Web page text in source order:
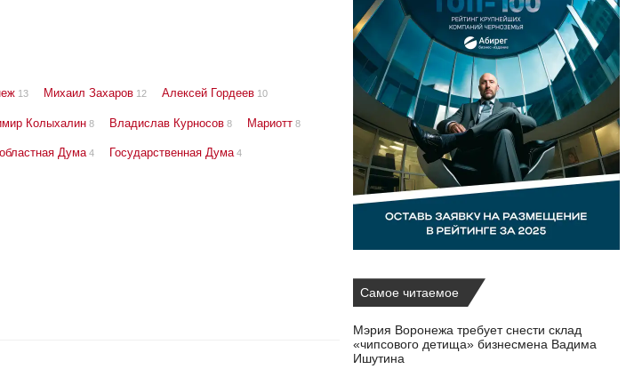
13 Михаил Захаров 12 Алексей Гордеев 10
Колыхалин 8 Владислав Курносов 8 Мариотт 8
Дума 4 Государственная Дума 4
Самое читаемое
Мэрия Воронежа требует снести склад
«чипсового детища» бизнесмена Вадима
Ишутина